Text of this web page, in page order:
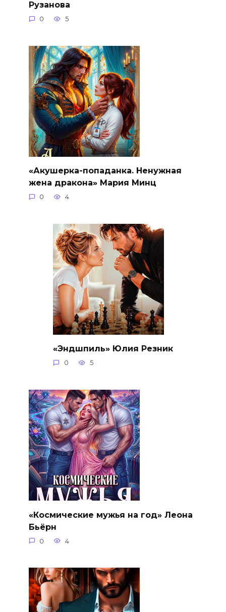
Рузанова
0 5
«Акушерка-попаданка. Ненужная
жена дракона» Мария Минц
0 4
«Эндшпиль» Юлия Резник
0 5
«Космические мужья на год» Леона
Бьёрн
0 4